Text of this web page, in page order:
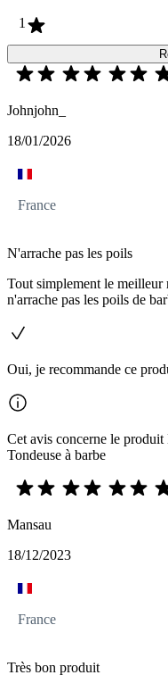
1
Johnjohn_
18/01/2026
France
N'arrache pas les poils
Tout simplement le
n'arrache pas les poils de
Oui, je recommande ce
Cet avis concerne le
Tondeuse à barbe
Mansau
18/12/2023
France
Très bon produit